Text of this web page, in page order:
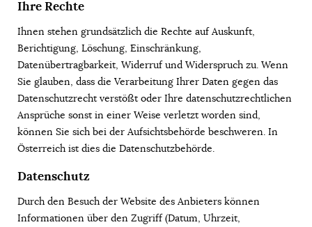
Ihre Rechte
Ihnen stehen grundsätzlich die Rechte auf Auskunft,
Berichtigung, Löschung, Einschränkung,
Datenübertragbarkeit, Widerruf und Widerspruch zu. Wenn
Sie glauben, dass die Verarbeitung Ihrer Daten gegen das
Datenschutzrecht verstößt oder Ihre datenschutzrechtlichen
Ansprüche sonst in einer Weise verletzt worden sind,
können Sie sich bei der Aufsichtsbehörde beschweren. In
Österreich ist dies die Datenschutzbehörde.
Datenschutz
Durch den Besuch der Website des Anbieters können
Informationen über den Zugriff (Datum, Uhrzeit,